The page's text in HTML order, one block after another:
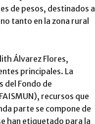
de pesos, destinados a
tanto en la zona rural
Álvarez Flores,
principales. La
del Fondo de
recursos que
parte se compone de
han etiquetado para la